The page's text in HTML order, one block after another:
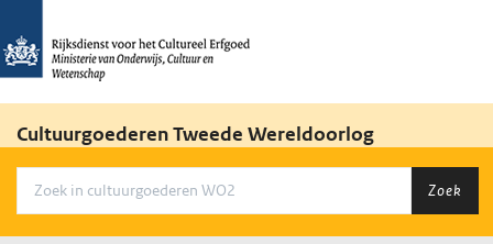
Cultuurgoederen Tweede Wereldoorlog
Zoek